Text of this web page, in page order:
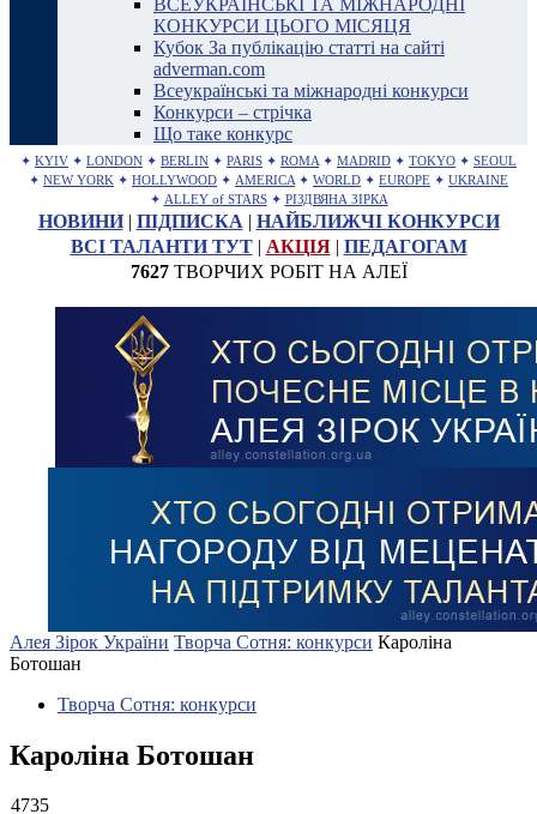
ВСЕУКРАЇНСЬКІ ТА МІЖНАРОДНІ
КОНКУРСИ ЦЬОГО МІСЯЦЯ
Кубок За публікацію статті на сайті
adverman.com
Всеукраїнські та міжнародні конкурси
Конкурси – стрічка
Що таке конкурс
✦ KYIV ✦ LONDON ✦ BERLIN ✦ PARIS ✦ ROMA ✦ MADRID ✦ TOKYO ✦ SEOUL
✦ NEW YORK ✦ HOLLYWOOD ✦ AMERICA ✦ WORLD ✦ EUROPE ✦ UKRAINE
✦ ALLEY of STARS ✦ РІЗДВЯНА ЗІРКА
НОВИНИ| ПІДПИСКА | НАЙБЛИЖЧІ КОНКУРСИ
ВСІ ТАЛАНТИ ТУТ| АКЦІЯ| ПЕДАГОГАМ
7627ТВОРЧИХ РОБІТ НА АЛЕЇ
Алея Зірок України Творча Сотня: конкурси Кароліна
Ботошан
Творча Сотня: конкурси
Кароліна Ботошан
4735